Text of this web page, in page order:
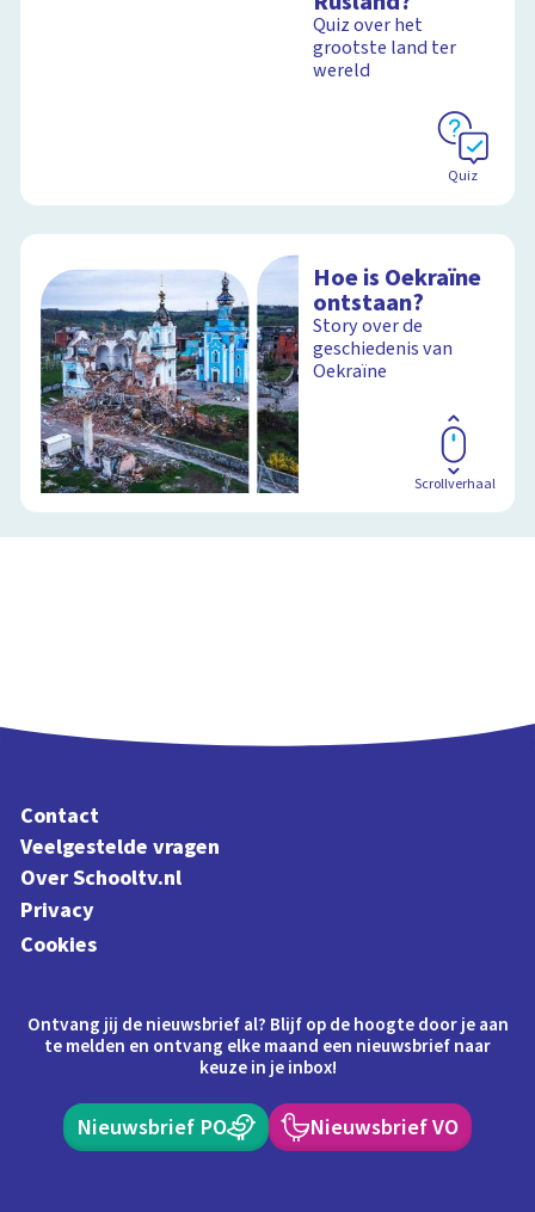
Quiz over het
grootste land ter
wereld
Quiz
Hoe is Oekraïne
ontstaan?
Story over de
geschiedenis van
Oekraïne
Scrollverhaal
Contact
Veelgestelde vragen
Over Schooltv.nl
Privacy
Cookies
Ontvang jij de nieuwsbrief al? Blijf op de hoogte door je aan
te melden en ontvang elke maand een nieuwsbrief naar
keuze in je inbox!
Nieuwsbrief PO Nieuwsbrief VO